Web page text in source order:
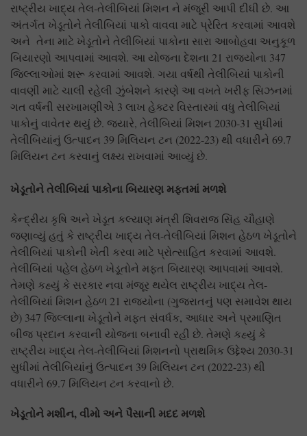
રાષ્ટ્રીય ખાદ્ય તેલ-તેલીબિયાં મિશન ને મંજૂરી આપી દીધી છે. આ
અંતર્ગત ખેડૂતોને તેલીબિયાં પાકો વાવવા માટે પ્રેરિત કરવામાં આવશે
અને તેના માટે ખેડૂતોને તેલીબિયાં પાકોના સારા આબોહવા અનુકૂળ
બિયારણો આપવામાં આવશે. આ યોજના દેશના 21 રાજ્યોના 347
જિલ્લાઓમાં શરૂ કરવામાં આવશે. ગયા વર્ષથી તેલીબિયાં પાકોની
વાવણી માટે ચાલી રહેલી ઝુંબેશને કારણે આ વખતે ખરીફ સિઝનમાં
ગત વર્ષની સરખામણીએ 3 લાખ હેક્ટર વિસ્તારમાં વધુ તેલીબિયાં
પાકોનું વાવેતર થયું છે. જ્યારે, તેલીબિયાં મિશન 2030-31 સુધીમાં
તેલીબિયાંનું ઉત્પાદન 39 મિલિયન ટન (2022-23) થી વધારીને 69.7
મિલિયન ટન કરવાનું લક્ષ્ય રાખવામાં આવ્યું છે.
ખેડૂતોને તેલીબિયાં પાકોના બિયારણ મફતમાં મળશે
કેન્દ્રીય કૃષિ અને ખેડૂત કલ્યાણ મંત્રી શિવરાજ સિંહ ચૌહાણે
જણાવ્યું હતું કે રાષ્ટ્રીય ખાદ્ય તેલ-તેલીબિયાં મિશન હેઠળ ખેડૂતોને
તેલીબિયાં પાકોની ખેતી કરવા માટે પ્રોત્સાહિત કરવામાં આવશે.
તેલીબિયાં પહેલ હેઠળ ખેડૂતોને મફત બિયારણ આપવામાં આવશે.
તેમણે કહ્યું કે સરકાર નવા મંજૂર થયેલ રાષ્ટ્રીય ખાદ્ય તેલ-
તેલીબિયાં મિશન હેઠળ 21 રાજ્યોના (ગુજરાતનું પણ સમાવેશ થાય
છે) 347 જિલ્લાના ખેડૂતોને મફત સંવર્ધક, આધાર અને પ્રમાણિત
બીજ પ્રદાન કરવાની યોજના બનાવી રહી છે. તેમણે કહ્યું કે
રાષ્ટ્રીય ખાદ્ય તેલ-તેલીબિયાં મિશનનો પ્રાથમિક ઉદ્દેશ્ય 2030-31
સુધીમાં તેલીબિયાંનું ઉત્પાદન 39 મિલિયન ટન (2022-23) થી
વધારીને 69.7 મિલિયન ટન કરવાનો છે.
ખેડૂતોને મશીન, વીમો અને પૈસાની મદદ મળશે